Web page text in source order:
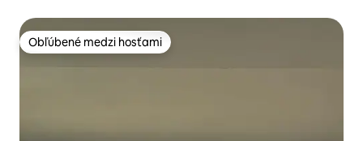
Obľúbené medzi hosťami
Obľúbené medzi hosťami